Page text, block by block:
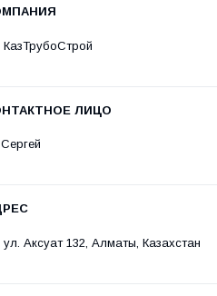
КазТрубоСтрой
Сергей
ул. Аксуат 132, Алматы, Казахстан